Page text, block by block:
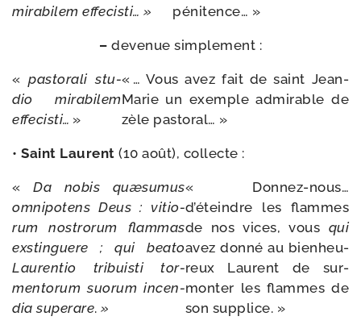
mira­bi­lem effecisti… »
pénitence… »
– deve­nue simplement :
«pas­to­ra­li stu­
dio
mira­bi­lem
effe­cis­ti… »
« … Vous avez fait de saint Jean-​
Marie un exemple admi­rable de
zèle pastoral… »
• Saint Laurent (10 août), collecte :
«Da nobis
quæ­su­mus
omni­po­tens Deus : vitio­
rum
nos­tro­rum
flam­mas
exs­tin­guere
; qui
bea­to
Laurentio
tri­buis­ti
tor­
men­to­rum suo­rum incen­
dia super­are. »
« Donnez-​nous…
d’éteindre les flammes
de nos vices, vous qui
avez don­né au bien­heu­
reux Laurent de sur­
mon­ter les flammes de
son supplice. »